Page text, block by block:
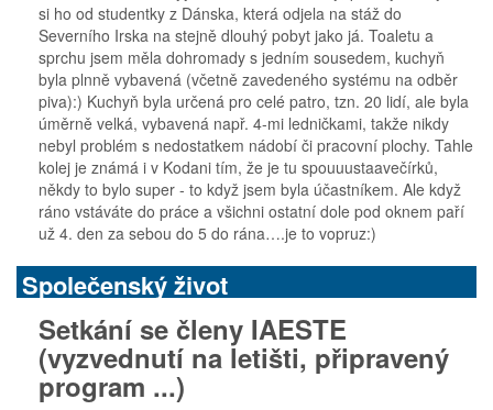
si ho od studentky z Dánska, která odjela na stáž do
Severního Irska na stejně dlouhý pobyt jako já. Toaletu a
sprchu jsem měla dohromady s jedním sousedem, kuchyň
byla plnně vybavená (včetně zavedeného systému na odběr
piva):) Kuchyň byla určená pro celé patro, tzn. 20 lidí, ale byla
úměrně velká, vybavená např. 4-mi ledničkami, takže nikdy
nebyl problém s nedostatkem nádobí či pracovní plochy. Tahle
kolej je známá i v Kodani tím, že je tu spouuustaavečírků,
někdy to bylo super - to když jsem byla účastníkem. Ale když
ráno vstáváte do práce a všichni ostatní dole pod oknem paří
už 4. den za sebou do 5 do rána….je to vopruz:)
Společenský život
Setkání se členy IAESTE
(vyzvednutí na letišti, připravený
program ...)